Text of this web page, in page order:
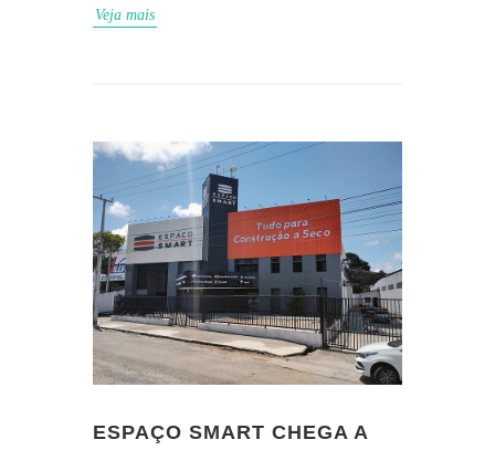
Veja mais
ESPAÇO SMART CHEGA A